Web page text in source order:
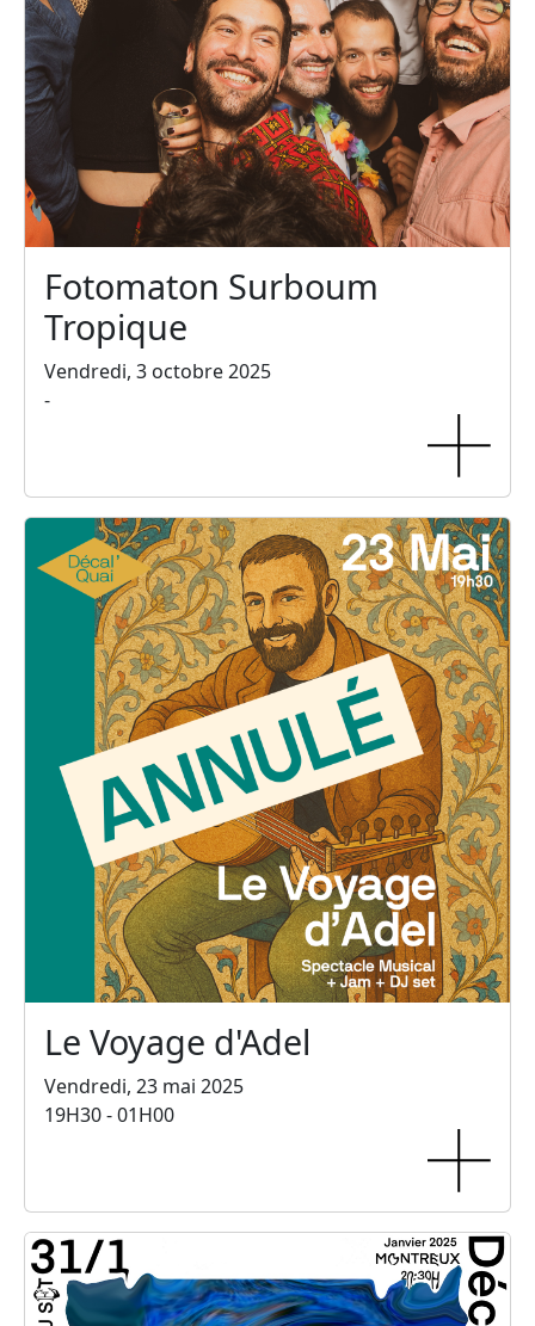
Fotomaton Surboum
Tropique
Vendredi, 3 octobre 2025
-
Le Voyage d'Adel
Vendredi, 23 mai 2025
19H30 - 01H00